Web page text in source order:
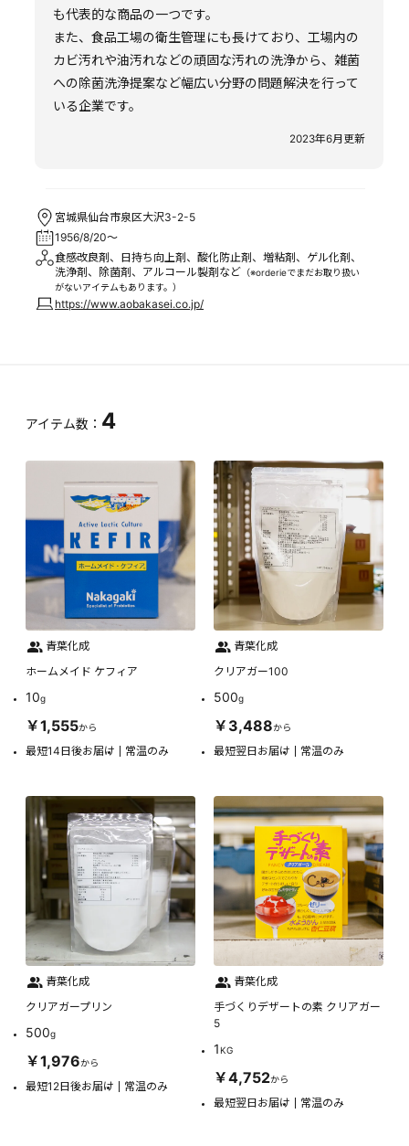
も代表的な商品の一つです。
また、食品工場の衛生管理にも長けており、工場内の
カビ汚れや油汚れなどの頑固な汚れの洗浄から、雑菌
への除菌洗浄提案など幅広い分野の問題解決を行って
いる企業です。
2023年6月更新
宮城県仙台市泉区大沢3-2-5
1956/8/20～
食感改良剤、日持ち向上剤、酸化防止剤、増粘剤、ゲル化剤、
洗浄剤、除菌剤、アルコール製剤など （※orderieでまだお取り扱い
がないアイテムもあります。）
https://www.aobakasei.co.jp/
アイテム数： 4
青葉化成
ホームメイド ケフィア
10g
￥1,555から
最短14日後お届け 常温のみ
青葉化成
クリアガー100
500g
￥3,488から
最短翌日お届け 常温のみ
青葉化成
クリアガープリン
500g
￥1,976から
最短12日後お届け 常温のみ
青葉化成
手づくりデザートの素 クリアガー
5
1KG
￥4,752から
最短翌日お届け 常温のみ